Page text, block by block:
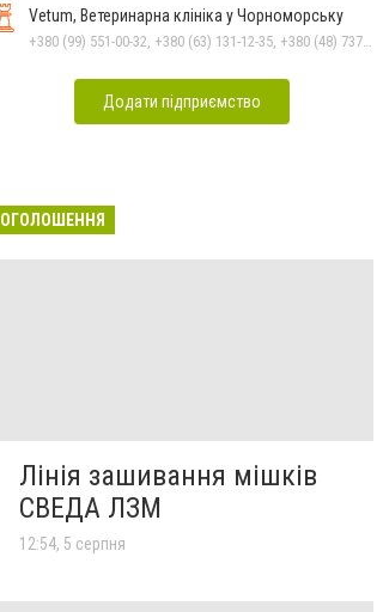
Vetum, Ветеринарна клініка у Чорноморську
Додати підприємство
ОГОЛОШЕННЯ
Лінія зашивання мішків
СВЕДА ЛЗМ
12:54, 5 серпня